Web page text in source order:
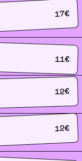
17€
11€
12€
12€